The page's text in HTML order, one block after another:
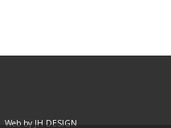
Web by JH DESIGN